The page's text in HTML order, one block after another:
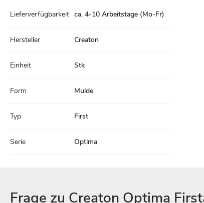
Daten
Lieferverfügbarkeit ca. 4-10 Arbeitstage (Mo-Fr)
Hersteller Creaton
Einheit Stk
Form Mulde
Typ First
Serie Optima
Frage zu Creaton Optima